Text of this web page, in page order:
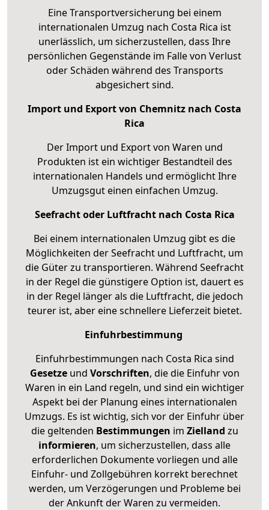
Eine Transportversicherung bei einem
internationalen Umzug nach Costa Rica ist
unerlässlich, um sicherzustellen, dass Ihre
persönlichen Gegenstände im Falle von Verlust
oder Schäden während des Transports
abgesichert sind.
Import und Export von Chemnitz nach Costa
Rica
Der Import und Export von Waren und
Produkten ist ein wichtiger Bestandteil des
internationalen Handels und ermöglicht Ihre
Umzugsgut einen einfachen Umzug.
Seefracht oder Luftfracht nach Costa Rica
Bei einem internationalen Umzug gibt es die
Möglichkeiten der Seefracht und Luftfracht, um
die Güter zu transportieren. Während Seefracht
in der Regel die günstigere Option ist, dauert es
in der Regel länger als die Luftfracht, die jedoch
teurer ist, aber eine schnellere Lieferzeit bietet.
Einfuhrbestimmung
Einfuhrbestimmungen nach Costa Rica sind
Gesetzeund Vorschriften, die die Einfuhr von
Waren in ein Land regeln, und sind ein wichtiger
Aspekt bei der Planung eines internationalen
Umzugs. Es ist wichtig, sich vor der Einfuhr über
die geltenden Bestimmungen im Zielland zu
informieren, um sicherzustellen, dass alle
erforderlichen Dokumente vorliegen und alle
Einfuhr- und Zollgebühren korrekt berechnet
werden, um Verzögerungen und Probleme bei
der Ankunft der Waren zu vermeiden.